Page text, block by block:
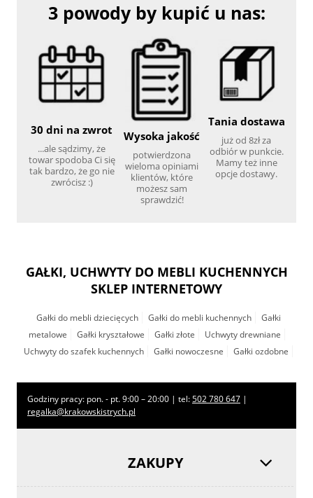
3 powody by kupić u nas:
30 dni na zwrot
...ale sądzimy, że
towar spodoba Ci się
tak bardzo, że go nie
zwrócisz :)
Wysoka jakość
potwierdzona
wieloma opiniami
klientów, które
możesz sam
sprawdzić!
Tania dostawa
już od 8zł za
odbiór w punkcie.
Mamy też inne
opcje dostawy.
GAŁKI, UCHWYTY DO MEBLI KUCHENNYCH
SKLEP INTERNETOWY
Gałki do mebli dziecięcych Gałki do mebli kuchennych
Gałki
metalowe
Gałki kryształowe Gałki złote
Uchwyty drewniane
Uchwyty do szafek kuchennych
Gałki nowoczesne Gałki ozdobne
Godziny pracy: pon. - pt. 9:00 – 20:00 | tel:502 780 647 |
regalka@krakowskistrych.pl
ZAKUPY